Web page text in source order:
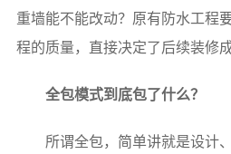
重墙能不能改动？原有防水工程
程的质量，直接决定了后续装修
全包模式到底包了什么？
所谓全包，简单讲就是设计